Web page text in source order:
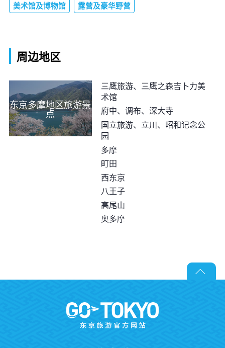
美术馆及博物馆 露营及豪华野营
周边地区
东京多摩地区旅游景
点
三鹰旅游、三鹰之森吉卜力美
术馆
府中、调布、深大寺
国立旅游、立川、昭和记念公
园
多摩
町田
西东京
八王子
高尾山
奥多摩